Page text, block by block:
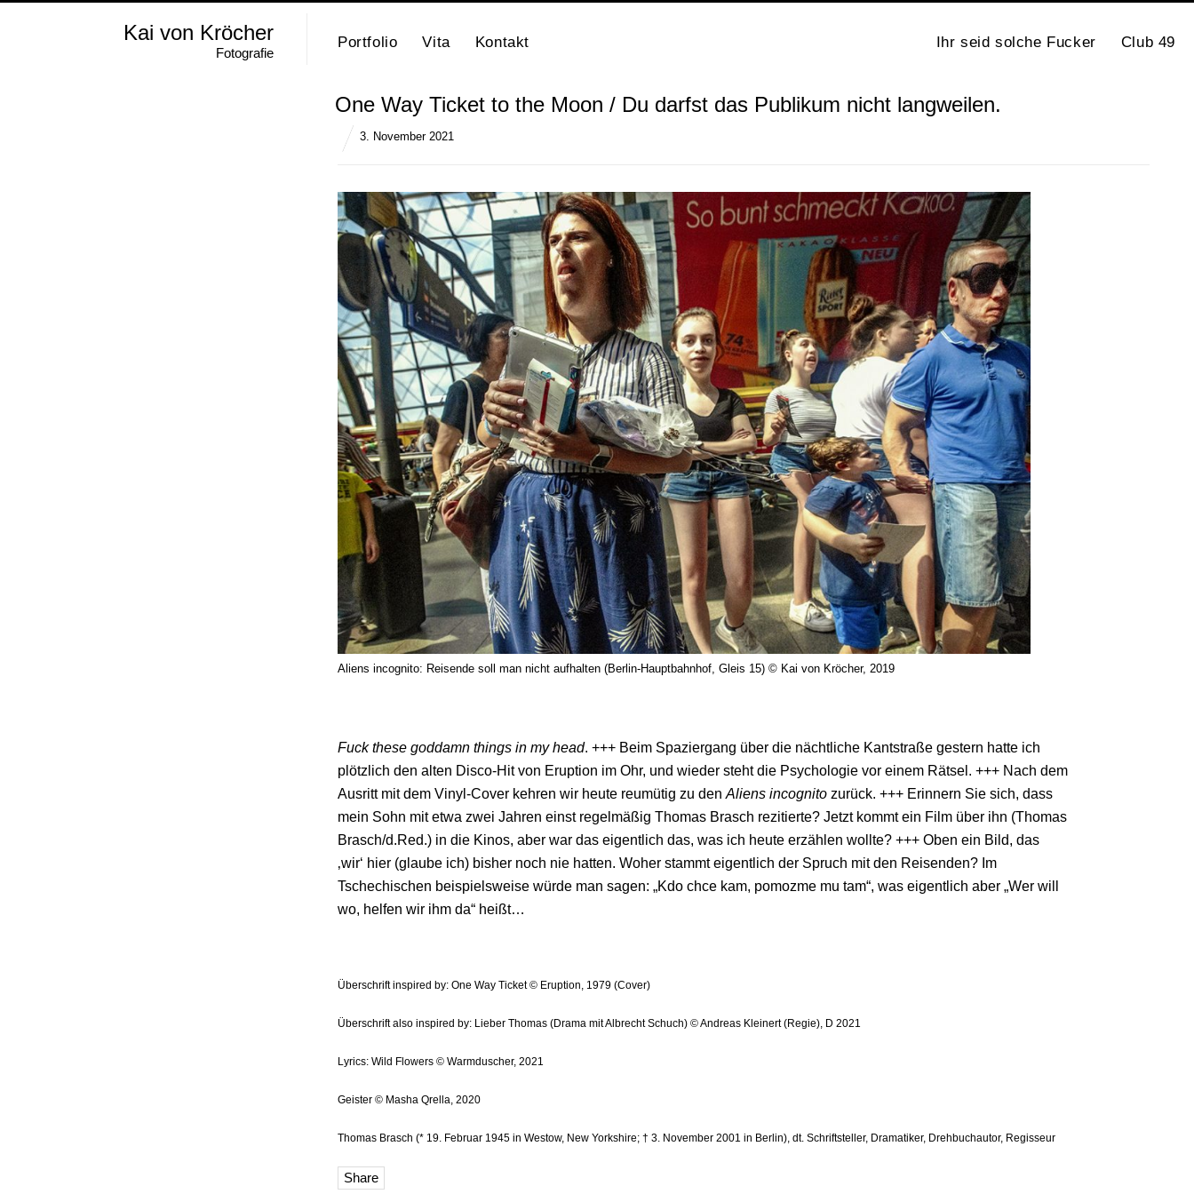
Kai von Kröcher
Fotografie
Portfolio Vita Kontakt Ihr seid solche Fucker Club 49
One Way Ticket to the Moon / Du darfst das Publikum nicht langweilen.
3. November 2021
Aliens incognito: Reisende soll man nicht aufhalten (Berlin-Hauptbahnhof, Gleis 15) © Kai von Kröcher, 2019
Fuck these goddamn things in my head. +++ Beim Spaziergang über die nächtliche Kantstraße gestern hatte ich
plötzlich den alten Disco-Hit von Eruption im Ohr, und wieder steht die Psychologie vor einem Rätsel. +++ Nach dem
Ausritt mit dem Vinyl-Cover kehren wir heute reumütig zu den Aliens incognito zurück. +++ Erinnern Sie sich, dass
mein Sohn mit etwa zwei Jahren einst regelmäßig Thomas Brasch rezitierte? Jetzt kommt ein Film über ihn (Thomas
Brasch/d.Red.) in die Kinos, aber war das eigentlich das, was ich heute erzählen wollte? +++ Oben ein Bild, das
‚wir‘ hier (glaube ich) bisher noch nie hatten. Woher stammt eigentlich der Spruch mit den Reisenden? Im
Tschechischen beispielsweise würde man sagen: „Kdo chce kam, pomozme mu tam“, was eigentlich aber „Wer will
wo, helfen wir ihm da“ heißt…
Überschrift inspired by: One Way Ticket © Eruption, 1979 (Cover)
Überschrift also inspired by: Lieber Thomas (Drama mit Albrecht Schuch) © Andreas Kleinert (Regie), D 2021
Lyrics: Wild Flowers © Warmduscher, 2021
Geister © Masha Qrella, 2020
Thomas Brasch (* 19. Februar 1945 in Westow, New Yorkshire; † 3. November 2001 in Berlin), dt. Schriftsteller, Dramatiker, Drehbuchautor, Regisseur
Share